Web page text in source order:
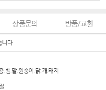
상품문의 반품/교환
니다
.뱀.말.원숭이.닭.개.돼지